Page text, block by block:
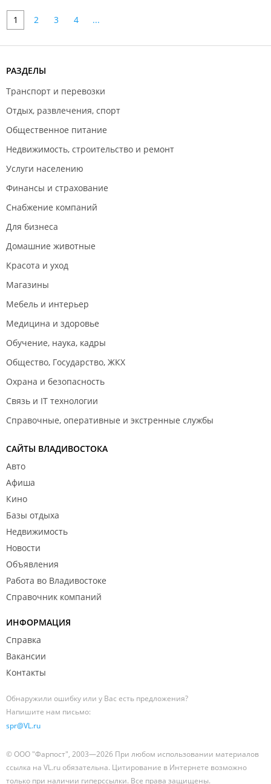
1 2 3 4 ...
РАЗДЕЛЫ
Транспорт и перевозки
Отдых, развлечения, спорт
Общественное питание
Недвижимость, строительство и ремонт
Услуги населению
Финансы и страхование
Снабжение компаний
Для бизнеса
Домашние животные
Красота и уход
Магазины
Мебель и интерьер
Медицина и здоровье
Обучение, наука, кадры
Общество, Государство, ЖКХ
Охрана и безопасность
Связь и IT технологии
Справочные, оперативные и экстренные службы
САЙТЫ ВЛАДИВОСТОКА
Авто
Афиша
Кино
Базы отдыха
Недвижимость
Новости
Объявления
Работа во Владивостоке
Справочник компаний
ИНФОРМАЦИЯ
Справка
Вакансии
Контакты
Обнаружили ошибку или у Вас есть предложения?
Напишите нам письмо:
spr@VL.ru
© ООО "Фарпост", 2003—2026 При любом использовании материалов
ссылка на VL.ru обязательна. Цитирование в Интернете возможно
только при наличии гиперссылки. Все права защищены.